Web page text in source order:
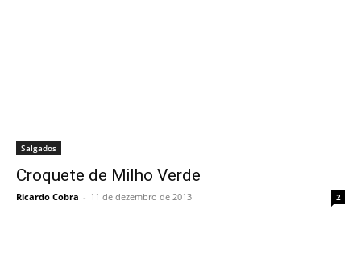
Salgados
Croquete de Milho Verde
Ricardo Cobra - 11 de dezembro de 2013 2